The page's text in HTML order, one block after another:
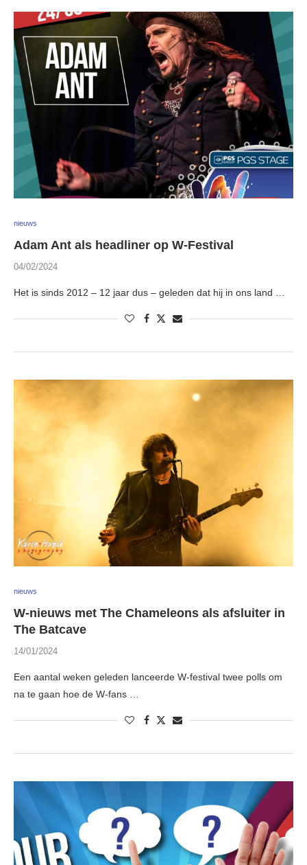
nieuws
Adam Ant als headliner op W-Festival
04/02/2024
Het is sinds 2012 – 12 jaar dus – geleden dat hij in ons land …
nieuws
W-nieuws met The Chameleons als afsluiter in
The Batcave
14/01/2024
Een aantal weken geleden lanceerde W-festival twee polls om
na te gaan hoe de W-fans …